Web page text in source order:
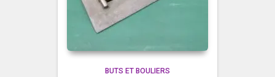
BUTS ET BOULIERS